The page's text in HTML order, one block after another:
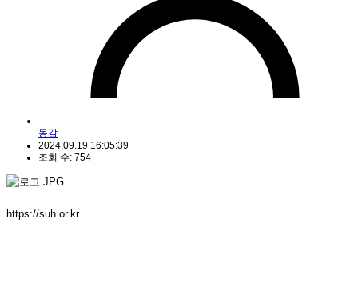
동감
2024.09.19 16:05:39
조회 수: 754
https://suh.or.kr